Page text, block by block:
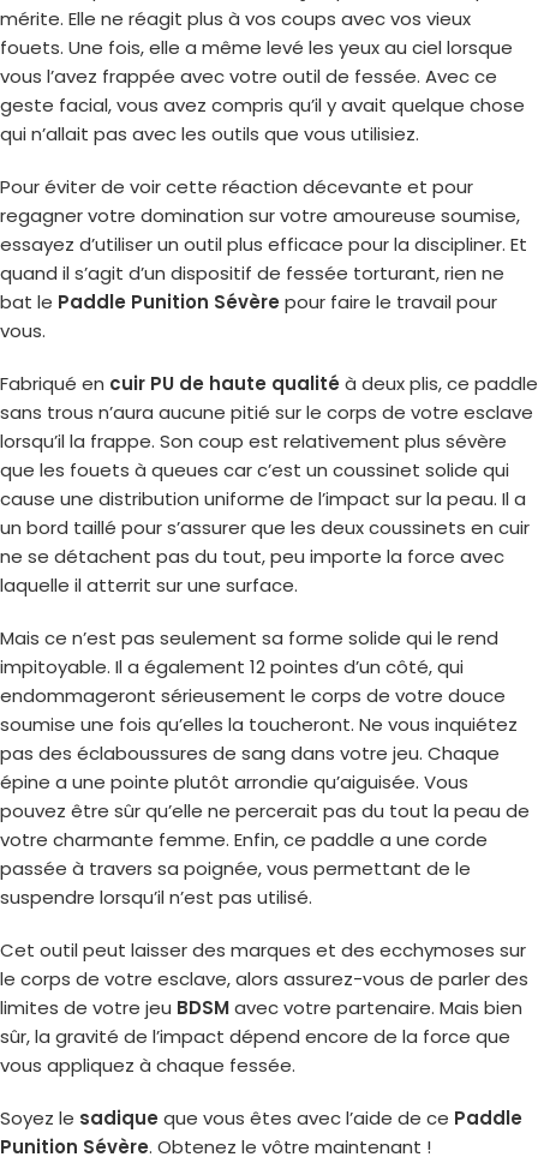
mérite. Elle ne réagit plus à vos coups avec vos vieux
fouets. Une fois, elle a même levé les yeux au ciel lorsque
vous l’avez frappée avec votre outil de fessée. Avec ce
geste facial, vous avez compris qu’il y avait quelque chose
qui n’allait pas avec les outils que vous utilisiez.
Pour éviter de voir cette réaction décevante et pour
regagner votre domination sur votre amoureuse soumise,
essayez d’utiliser un outil plus efficace pour la discipliner. Et
quand il s’agit d’un dispositif de fessée torturant, rien ne
bat le Paddle Punition Sévère pour faire le travail pour
vous.
Fabriqué en cuir PU de haute qualité à deux plis, ce paddle
sans trous n’aura aucune pitié sur le corps de votre esclave
lorsqu’il la frappe. Son coup est relativement plus sévère
que les fouets à queues car c’est un coussinet solide qui
cause une distribution uniforme de l’impact sur la peau. Il a
un bord taillé pour s’assurer que les deux coussinets en cuir
ne se détachent pas du tout, peu importe la force avec
laquelle il atterrit sur une surface.
Mais ce n’est pas seulement sa forme solide qui le rend
impitoyable. Il a également 12 pointes d’un côté, qui
endommageront sérieusement le corps de votre douce
soumise une fois qu’elles la toucheront. Ne vous inquiétez
pas des éclaboussures de sang dans votre jeu. Chaque
épine a une pointe plutôt arrondie qu’aiguisée. Vous
pouvez être sûr qu’elle ne percerait pas du tout la peau de
votre charmante femme. Enfin, ce paddle a une corde
passée à travers sa poignée, vous permettant de le
suspendre lorsqu’il n’est pas utilisé.
Cet outil peut laisser des marques et des ecchymoses sur
le corps de votre esclave, alors assurez-vous de parler des
limites de votre jeu BDSMavec votre partenaire. Mais bien
sûr, la gravité de l’impact dépend encore de la force que
vous appliquez à chaque fessée.
Soyez le sadique que vous êtes avec l’aide de ce Paddle
Punition Sévère. Obtenez le vôtre maintenant !